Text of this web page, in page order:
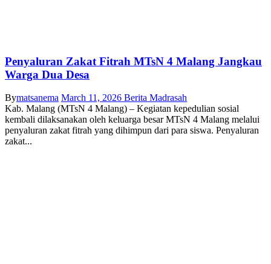
Penyaluran Zakat Fitrah MTsN 4 Malang Jangkau
Warga Dua Desa
Bymatsanema March 11, 2026 Berita Madrasah
Kab. Malang (MTsN 4 Malang) – Kegiatan kepedulian sosial
kembali dilaksanakan oleh keluarga besar MTsN 4 Malang melalui
penyaluran zakat fitrah yang dihimpun dari para siswa. Penyaluran
zakat...